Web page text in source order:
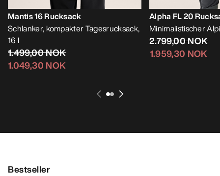
Mantis 16 Rucksack
Schlanker, kompakter Tagesrucksack,
16 l
1.499,00 NOK
1.049,30 NOK
Alpha FL 20
Minimalistischer
2.799,00 NOK
1.959,30 NOK
Bestseller